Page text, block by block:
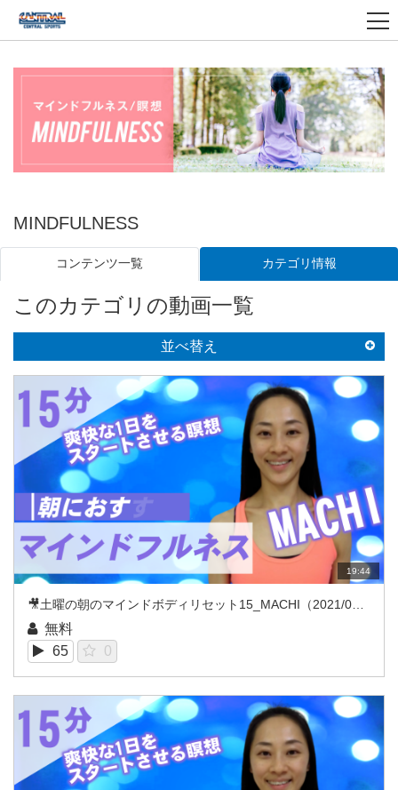
MINDFULNESS
コンテンツ一覧 カテゴリ情報
このカテゴリの動画一覧
並べ替え
19:44
無料
65
0